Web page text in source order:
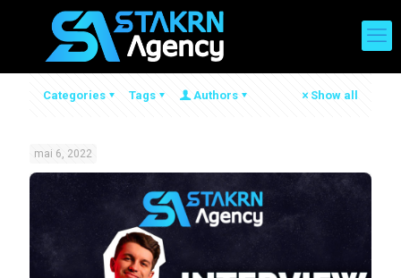
Categories Tags Authors Show all
mai 6, 2022